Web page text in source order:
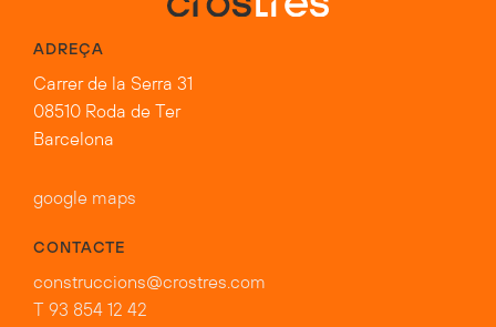
ADREÇA
Carrer de la Serra 31
08510 Roda de Ter
Barcelona
google maps
CONTACTE
construccions@crostres.com
T 93 854 12 42